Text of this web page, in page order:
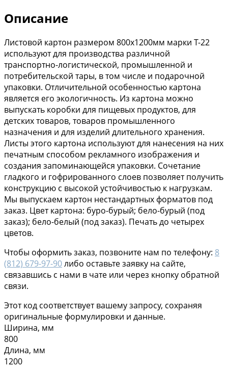
Описание
Листовой картон размером 800х1200мм марки Т-22
используют для производства различной
транспортно-логистической, промышленной и
потребительской тары, в том числе и подарочной
упаковки. Отличительной особенностью картона
является его экологичность. Из картона можно
выпускать коробки для пищевых продуктов, для
детских товаров, товаров промышленного
назначения и для изделий длительного хранения.
Листы этого картона используют для нанесения на них
печатным способом рекламного изображения и
создания запоминающейся упаковки. Сочетание
гладкого и гофрированного слоев позволяет получить
конструкцию с высокой устойчивостью к нагрузкам.
Мы выпускаем картон нестандартных форматов под
заказ. Цвет картона: буро-бурый; бело-бурый (под
заказ); бело-белый (под заказ). Печать до четырех
цветов.
Чтобы оформить заказ, позвоните нам по телефону: 8
(812) 679-97-90либо оставьте заявку на сайте,
связавшись с нами в чате или через кнопку обратной
связи.
Этот код соответствует вашему запросу, сохраняя
оригинальные формулировки и данные.
Ширина, мм
800
Длина, мм
1200